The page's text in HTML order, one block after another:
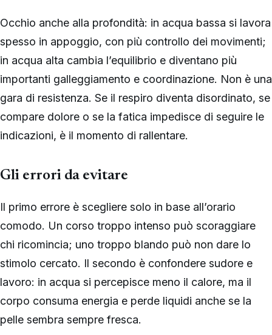
Occhio anche alla profondità: in acqua bassa si lavora
spesso in appoggio, con più controllo dei movimenti;
in acqua alta cambia l’equilibrio e diventano più
importanti galleggiamento e coordinazione. Non è una
gara di resistenza. Se il respiro diventa disordinato, se
compare dolore o se la fatica impedisce di seguire le
indicazioni, è il momento di rallentare.
Gli errori da evitare
Il primo errore è scegliere solo in base all’orario
comodo. Un corso troppo intenso può scoraggiare
chi ricomincia; uno troppo blando può non dare lo
stimolo cercato. Il secondo è confondere sudore e
lavoro: in acqua si percepisce meno il calore, ma il
corpo consuma energia e perde liquidi anche se la
pelle sembra sempre fresca.